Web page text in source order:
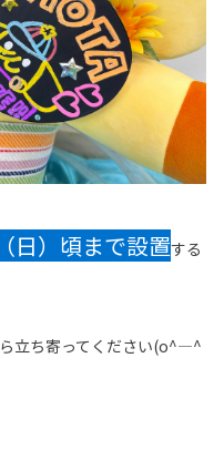
日）頃まで設置する
立ち寄ってください(o^―^